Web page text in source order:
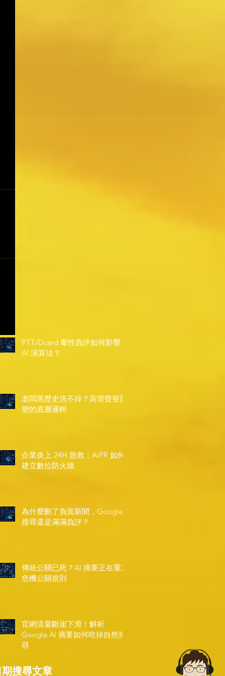
PTT/Dcard 毒性負評如何影響
AI 演算法？
老闆黑歷史洗不掉？高管聲譽重
塑的底層邏輯
企業炎上 24H 急救：AiPR 如何
建立數位防火牆
為什麼刪了負面新聞，Google
搜尋還是滿滿負評？
傳統公關已死？AI 摘要正在重寫
危機公關規則
官網流量斷崖下滑！解析
Google AI 摘要如何吃掉自然搜
尋
搜尋文章